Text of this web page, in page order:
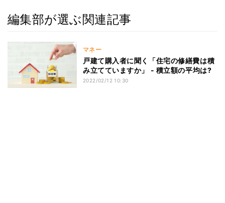
編集部が選ぶ関連記事
マネー
戸建て購入者に聞く「住宅の修繕費は積
み立てていますか」 - 積立額の平均は?
2022/02/12 10:30